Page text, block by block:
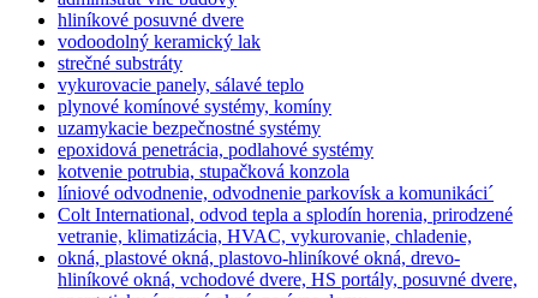
hliníkové posuvné dvere
vodoodolný keramický lak
strečné substráty
vykurovacie panely, sálavé teplo
plynové komínové systémy, komíny
uzamykacie bezpečnostné systémy
epoxidová penetrácia, podlahové systémy
kotvenie potrubia, stupačková konzola
líniové odvodnenie, odvodnenie parkovísk a komunikáci´
Colt International, odvod tepla a splodín horenia, prirodzené
vetranie, klimatizácia, HVAC, vykurovanie, chladenie,
okná, plastové okná, plastovo-hliníkové okná, drevo-
hliníkové okná, vchodové dvere, HS portály, posuvné dvere,